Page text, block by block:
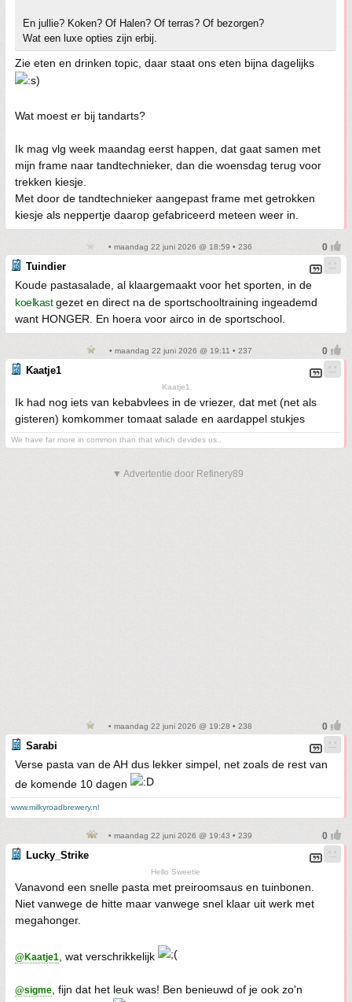
En jullie? Koken? Of Halen? Of terras? Of bezorgen?
Wat een luxe opties zijn erbij.
Zie eten en drinken topic, daar staat ons eten bijna dagelijks
Wat moest er bij tandarts?
Ik mag vlg week maandag eerst happen, dat gaat samen met
mijn frame naar tandtechnieker, dan die woensdag terug voor
trekken kiesje.
Met door de tandtechnieker aangepast frame met getrokken
kiesje als neppertje daarop gefabriceerd meteen weer in.
• maandag 22 juni 2026 @ 18:59 • 236
Tuindier
Koude pastasalade, al klaargemaakt voor het sporten, in de
koelkastgezet en direct na de sportschooltraining ingeademd
want HONGER. En hoera voor airco in de sportschool.
• maandag 22 juni 2026 @ 19:11 • 237
Kaatje1
Kaatje1
Ik had nog iets van kebabvlees in de vriezer, dat met (net als
gisteren) komkommer tomaat salade en aardappel stukjes
We have far more in common than that which devides us..
▼ Advertentie door Refinery89
• maandag 22 juni 2026 @ 19:28 • 238
Sarabi
Verse pasta van de AH dus lekker simpel, net zoals de rest van
de komende 10 dagen
www.milkyroadbrewery.nl
• maandag 22 juni 2026 @ 19:43 • 239
Lucky_Strike
Hello Sweetie
Vanavond een snelle pasta met preiroomsaus en tuinbonen.
Niet vanwege de hitte maar vanwege snel klaar uit werk met
megahonger.
@Kaatje1, wat verschrikkelijk
@sigme, fijn dat het leuk was! Ben benieuwd of je ook zo'n